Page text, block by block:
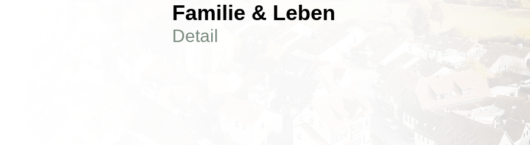
Familie & Leben
Detail